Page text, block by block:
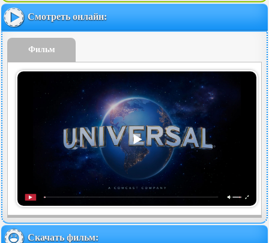
Смотреть онлайн:
Фильм
Скачать фильм: